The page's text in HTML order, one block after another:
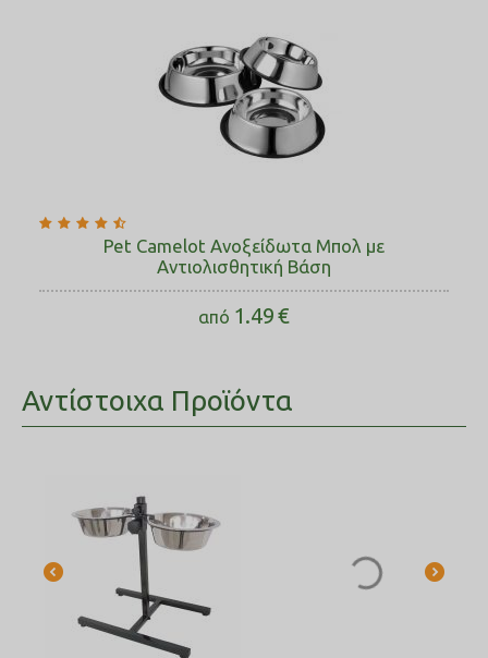
Pet Camelot Ανοξείδωτα Μπολ με
Αντιολισθητική Βάση
από 1.49€
Αντίστοιχα Προϊόντα